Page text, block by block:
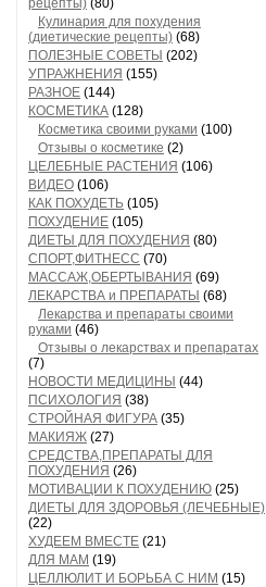
рецепты) (80)
Кулинария для похудения
(диетические рецепты) (68)
ПОЛЕЗНЫЕ СОВЕТЫ (202)
УПРАЖНЕНИЯ (155)
РАЗНОЕ (144)
КОСМЕТИКА (128)
Косметика своими руками (100)
Отзывы о косметике (2)
ЦЕЛЕБНЫЕ РАСТЕНИЯ (106)
ВИДЕО (106)
КАК ПОХУДЕТЬ (105)
ПОХУДЕНИЕ (105)
ДИЕТЫ ДЛЯ ПОХУДЕНИЯ (80)
СПОРТ,ФИТНЕСС (70)
МАССАЖ,ОБЕРТЫВАНИЯ (69)
ЛЕКАРСТВА и ПРЕПАРАТЫ (68)
Лекарства и препараты своими
руками (46)
Отзывы о лекарствах и препаратах
(7)
НОВОСТИ МЕДИЦИНЫ (44)
ПСИХОЛОГИЯ (38)
СТРОЙНАЯ ФИГУРА (35)
МАКИЯЖ (27)
СРЕДСТВА,ПРЕПАРАТЫ ДЛЯ
ПОХУДЕНИЯ (26)
МОТИВАЦИИ К ПОХУДЕНИЮ (25)
ДИЕТЫ ДЛЯ ЗДОРОВЬЯ (ЛЕЧЕБНЫЕ)
(22)
ХУДЕЕМ ВМЕСТЕ (21)
ДЛЯ МАМ (19)
ЦЕЛЛЮЛИТ И БОРЬБА С НИМ (15)